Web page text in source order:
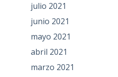
julio 2021
junio 2021
mayo 2021
abril 2021
marzo 2021